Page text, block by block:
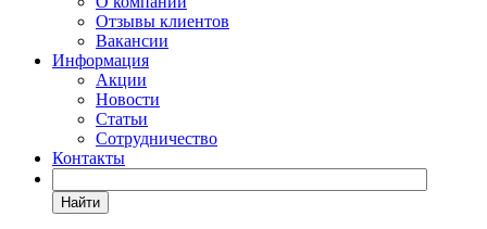
Отзывы клиентов
Вакансии
Информация
Акции
Новости
Статьи
Сотрудничество
Контакты
Найти